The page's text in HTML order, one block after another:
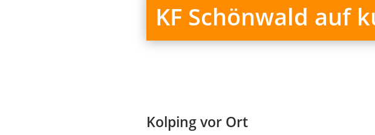
KF Schönwald auf
Kolping vor Ort